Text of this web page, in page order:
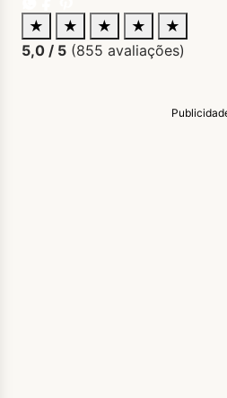
★ ★ ★ ★
★
5,0 / 5 (855 avaliações)